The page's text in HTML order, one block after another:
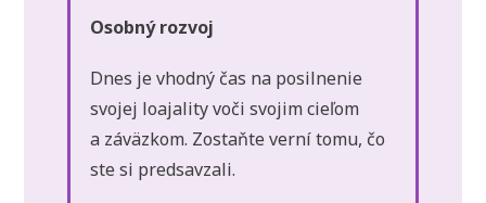
Osobný rozvoj
Dnes je vhodný čas na posilnenie
svojej loajality voči svojim cieľom
a záväzkom. Zostaňte verní tomu, čo
ste si predsavzali.